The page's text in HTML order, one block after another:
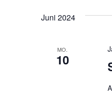
nach
Juni 2024
MO.
10